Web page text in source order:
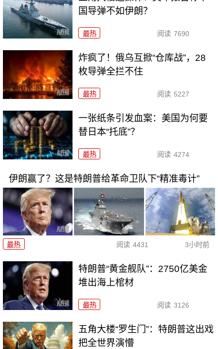
国导弹不如伊朗？
最热 阅读 7690
炸疯了！俄乌互掀“仓库战”，28
枚导弹全拦不住
最热 阅读 5227
一张纸条引发血案：美国为何要
替日本“托底”？
最热 阅读 4274
伊朗赢了？这是特朗普给革命卫队下“精准毒计”
最热 阅读 4431 3小时前
特朗普“黄金舰队”：2750亿美金
堆出海上棺材
最热 阅读 3126
五角大楼“罗生门”：特朗普这出戏
把全世界演懵